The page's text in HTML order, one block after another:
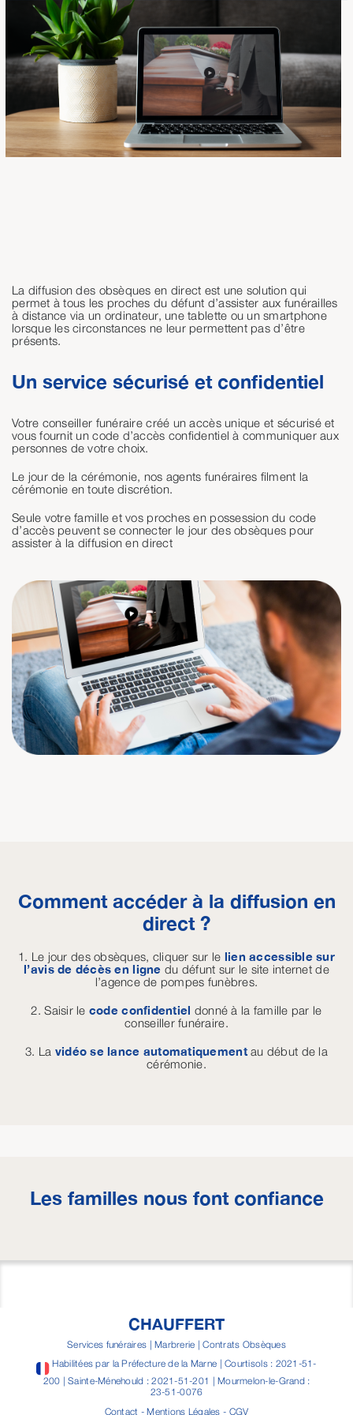
La diffusion des obsèques en direct est une solution qui
permet à tous les proches du défunt d’assister aux funérailles
à distance via un ordinateur, une tablette ou un smartphone
lorsque les circonstances ne leur permettent pas d’être
présents.
Un service sécurisé et confidentiel
Votre conseiller funéraire créé un accès unique et sécurisé et
vous fournit un code d’accès confidentiel à communiquer aux
personnes de votre choix.
Le jour de la cérémonie, nos agents funéraires filment la
cérémonie en toute discrétion.
Seule votre famille et vos proches en possession du code
d’accès peuvent se connecter le jour des obsèques pour
assister à la diffusion en direct
Comment accéder à la diffusion en
direct ?
1. Le jour des obsèques, cliquer sur le lien accessible sur
l’avis de décès en ligne du défunt sur le site internet de
l’agence de pompes funèbres.
2. Saisir le code confidentiel donné à la famille par le
conseiller funéraire.
3. La vidéo se lance automatiquementau début de la
cérémonie.
Les familles nous font confiance
CHAUFFERT
Services funéraires | Marbrerie | Contrats Obsèques
Habilitées par la Préfecture de la Marne | Courtisols : 2021-51-
200 | Sainte-Ménehould : 2021-51-201 | Mourmelon-le-Grand :
23-51-0076
Contact -Mentions Légales - CGV